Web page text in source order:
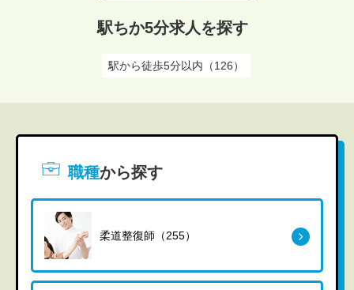
駅ちか5分求人を探す
駅から徒歩5分以内（126）
職種から探す
柔道整復師（255）